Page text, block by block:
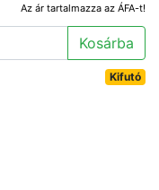
Az ár tartalmazza az ÁFA-t!
Kosárba
Kifutó